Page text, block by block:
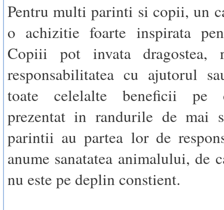
Pentru multi parinti si copii, un
o achizitie foarte inspirata
Copiii pot invata dragostea,
responsabilitatea cu ajutorul
toate celelalte beneficii pe
prezentat in randurile de mai
parintii au partea lor de
anume sanatatea animalului, de
nu este pe deplin constient.